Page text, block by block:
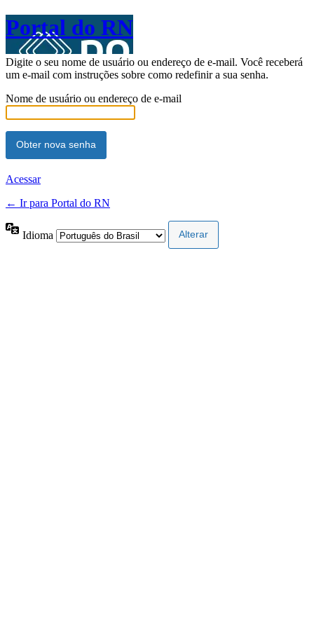
Portal do RN
Digite o seu nome de usuário ou endereço de e-mail. Você receberá
um e-mail com instruções sobre como redefinir a sua senha.
Nome de usuário ou endereço de e-mail
Acessar
← Ir para Portal do RN
Idioma